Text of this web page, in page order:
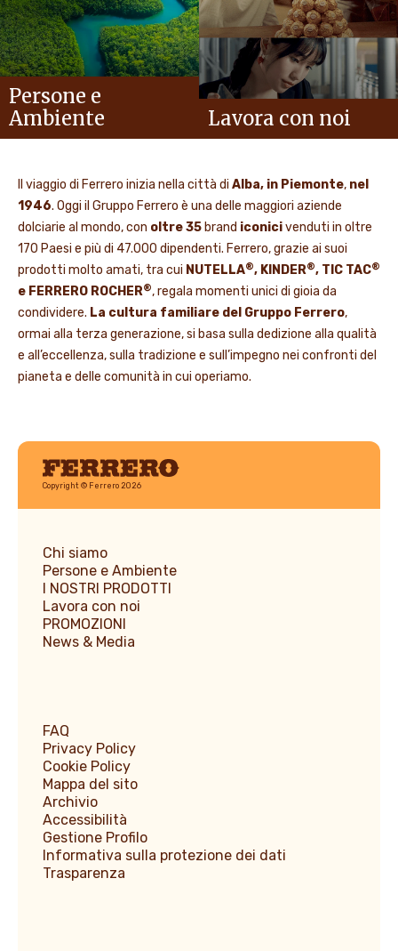
Persone e
Ambiente
Lavora con noi
Il viaggio di Ferrero inizia nella città di Alba, in Piemonte, nel
1946. Oggi il Gruppo Ferrero è una delle maggiori aziende
dolciarie al mondo, con oltre 35brand iconicivenduti in oltre
170 Paesi e più di 47.000 dipendenti. Ferrero, grazie ai suoi
prodotti molto amati, tra cui NUTELLA®, KINDER®, TIC TAC®
e FERRERO ROCHER®, regala momenti unici di gioia da
condividere. La cultura familiare del Gruppo Ferrero,
ormai alla terza generazione, si basa sulla dedizione alla qualità
e all’eccellenza, sulla tradizione e sull’impegno nei confronti del
pianeta e delle comunità in cui operiamo.
Ferrero
Copyright © Ferrero 2026
Chi siamo
Persone e Ambiente
I NOSTRI PRODOTTI
Lavora con noi
PROMOZIONI
News & Media
FAQ
Privacy Policy
Cookie Policy
Mappa del sito
Archivio
Accessibilità
Gestione Profilo
Informativa sulla protezione dei dati
Trasparenza